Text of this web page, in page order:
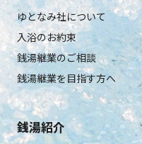
ゆとなみ社について
入浴のお約束
銭湯継業のご相談
銭湯継業を目指す方へ
銭湯紹介